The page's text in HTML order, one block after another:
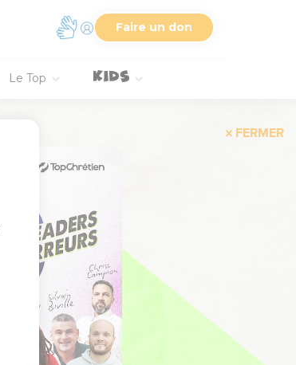
Faire un don
Le Top
FERMER